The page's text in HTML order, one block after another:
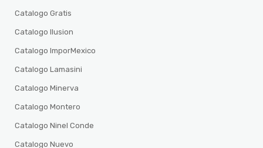
Catalogo Gratis
Catalogo Ilusion
Catalogo ImporMexico
Catalogo Lamasini
Catalogo Minerva
Catalogo Montero
Catalogo Ninel Conde
Catalogo Nuevo